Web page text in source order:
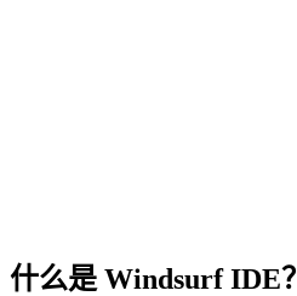
什么是 Windsurf IDE？